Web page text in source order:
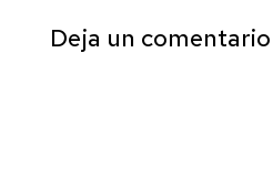
Deja un comentario